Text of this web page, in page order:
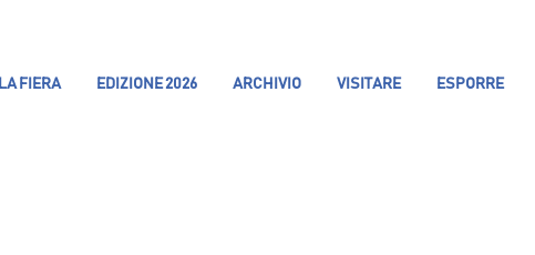
LA FIERA EDIZIONE 2026 ARCHIVIO VISITARE ESPORRE